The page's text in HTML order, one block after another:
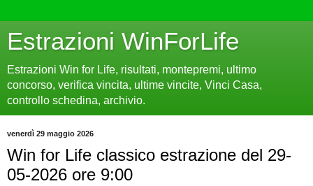
Estrazioni WinForLife
Estrazioni Win for Life, risultati, montepremi, ultimo
concorso, verifica vincita, ultime vincite, Vinci Casa,
controllo schedina, archivio.
venerdì 29 maggio 2026
Win for Life classico estrazione del 29-
05-2026 ore 9:00